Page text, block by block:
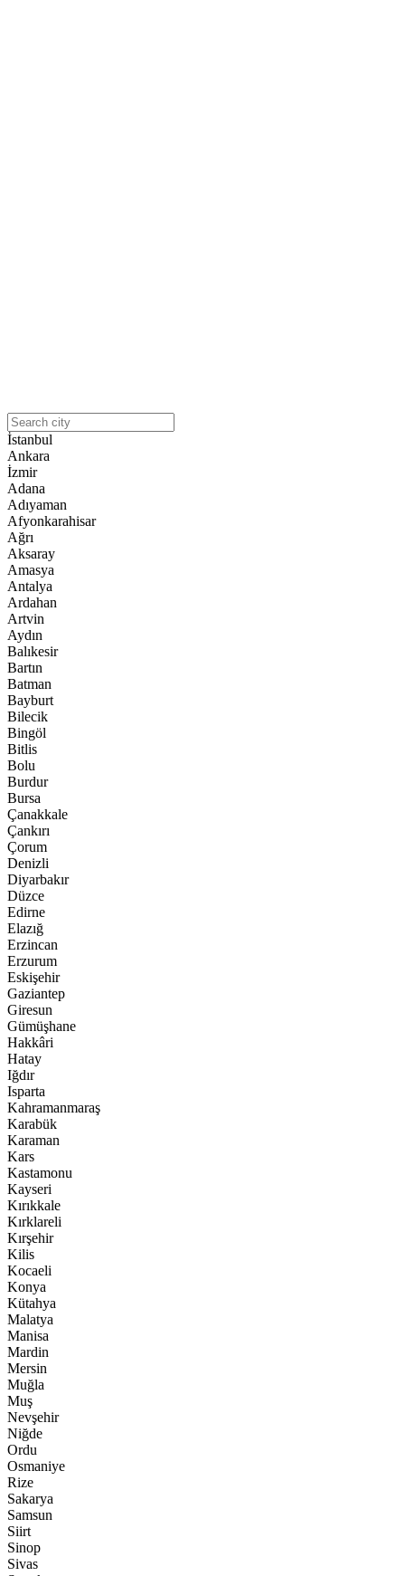
İstanbul
Ankara
İzmir
Adana
Adıyaman
Afyonkarahisar
Ağrı
Aksaray
Amasya
Antalya
Ardahan
Artvin
Aydın
Balıkesir
Bartın
Batman
Bayburt
Bilecik
Bingöl
Bitlis
Bolu
Burdur
Bursa
Çanakkale
Çankırı
Çorum
Denizli
Diyarbakır
Düzce
Edirne
Elazığ
Erzincan
Erzurum
Eskişehir
Gaziantep
Giresun
Gümüşhane
Hakkâri
Hatay
Iğdır
Isparta
Kahramanmaraş
Karabük
Karaman
Kars
Kastamonu
Kayseri
Kırıkkale
Kırklareli
Kırşehir
Kilis
Kocaeli
Konya
Kütahya
Malatya
Manisa
Mardin
Mersin
Muğla
Muş
Nevşehir
Niğde
Ordu
Osmaniye
Rize
Sakarya
Samsun
Siirt
Sinop
Sivas